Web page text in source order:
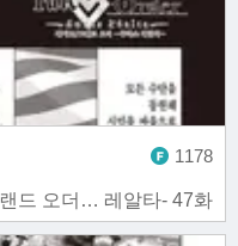
드 오더… 레알타- 47화
1178